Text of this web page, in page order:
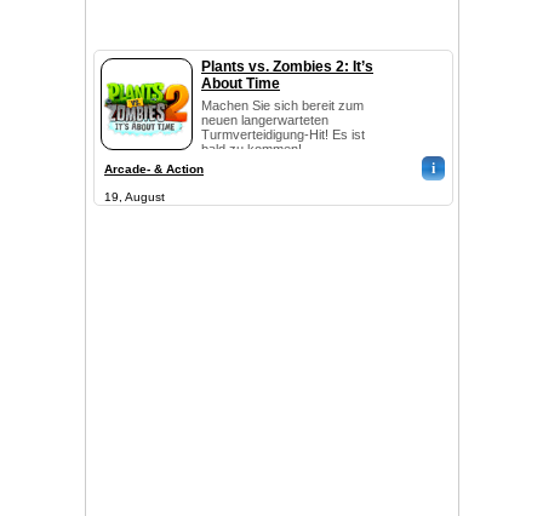
Plants vs. Zombies 2: It’s
About Time
Machen Sie sich bereit zum
neuen langerwarteten
Turmverteidigung-Hit! Es ist
bald zu kommen!
Arcade- & Action i
19, August